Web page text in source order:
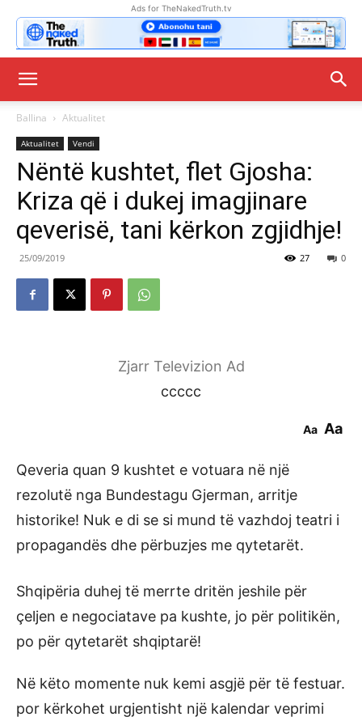
Ads for TheNakedTruth.tv
Ballina Aktualitet
Aktualitet Vendi
Nëntë kushtet, flet Gjosha:
Kriza që i dukej imagjinare
qeverisë, tani kërkon zgjidhje!
25/09/2019 0
27
Zjarr Televizion Ad
ccccc
Aa Aa
Qeveria quan 9 kushtet e votuara në një
rezolutë nga Bundestagu Gjerman, arritje
historike! Nuk e di se si mund të vazhdoj teatri i
propagandës dhe përbuzjes me qytetarët.
Shqipëria duhej të merrte dritën jeshile për
çeljen e negociatave pa kushte, jo për politikën,
po për qytetarët shqiptarë!
Në këto momente nuk kemi asgjë për të festuar.
por kërkohet urgjentisht një kalendar veprimi